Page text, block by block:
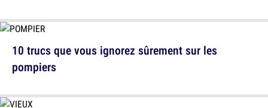
10 trucs que vous ignorez sûrement sur les
pompiers